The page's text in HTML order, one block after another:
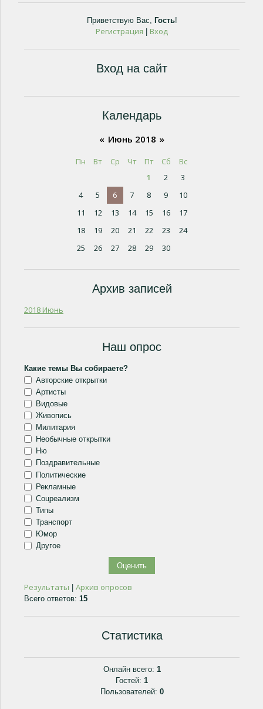
Приветствую Вас, Гость!
Регистрация Вход
Вход на сайт
Календарь
« Июнь 2018 »
Пн Вт Ср Чт Пт Сб
Вс
1
2
3
4
5 6 7 8 9
10
11
12 13 14 15 16
17
18
19 20 21 22 23
24
25
26 27 28 29 30
Архив записей
2018 Июнь
Наш опрос
Какие темы Вы собираете?
Авторские открытки
Артисты
Видовые
Живопись
Милитария
Необычные открытки
Ню
Поздравительные
Политические
Рекламные
Соцреализм
Типы
Транспорт
Юмор
Другое
Результаты Архив опросов
Всего ответов: 15
Статистика
Онлайн всего: 1
Гостей: 1
Пользователей: 0